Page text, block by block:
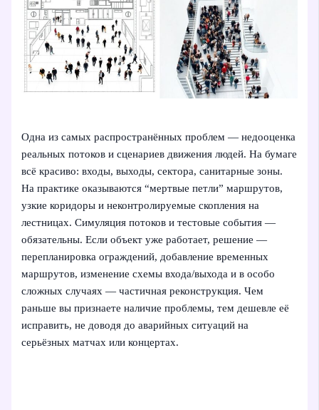
Одна из самых распространённых проблем — недооценка
реальных потоков и сценариев движения людей. На бумаге
всё красиво: входы, выходы, сектора, санитарные зоны.
На практике оказываются “мертвые петли” маршрутов,
узкие коридоры и неконтролируемые скопления на
лестницах. Симуляция потоков и тестовые события —
обязательны. Если объект уже работает, решение —
перепланировка ограждений, добавление временных
маршрутов, изменение схемы входа/выхода и в особо
сложных случаях — частичная реконструкция. Чем
раньше вы признаете наличие проблемы, тем дешевле её
исправить, не доводя до аварийных ситуаций на
серьёзных матчах или концертах.